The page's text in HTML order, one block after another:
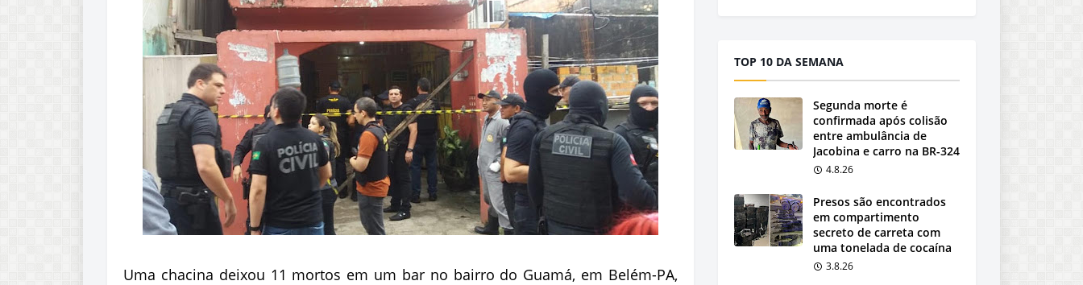
Uma chacina deixou 11 mortos em um bar no bairro do Guamá, em Belém-PA,
TOP 10 DA SEMANA
Segunda morte é
confirmada após colisão
entre ambulância de
Jacobina e carro na BR-324
4.8.26
Presos são encontrados
em compartimento
secreto de carreta com
uma tonelada de cocaína
3.8.26